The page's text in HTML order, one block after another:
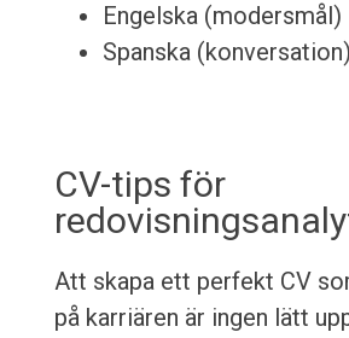
Engelska (modersmål)
Spanska (konversation)
CV-tips för
Att skapa ett perfekt CV
på karriären är ingen lätt